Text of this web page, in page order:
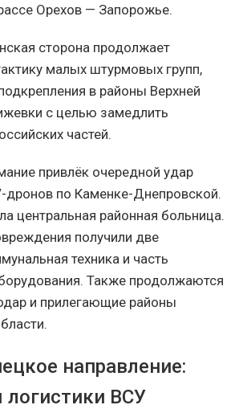
Орехов — Запорожье.
сторона продолжает
малых штурмовых групп,
в районы Верхней
с целью замедлить
частей.
привлёк очередной удар
дронов по Каменке-Днепровской.
центральная районная больница.
получили две
техника и часть
Также продолжаются
и прилегающие районы
направление:
логистики ВСУ